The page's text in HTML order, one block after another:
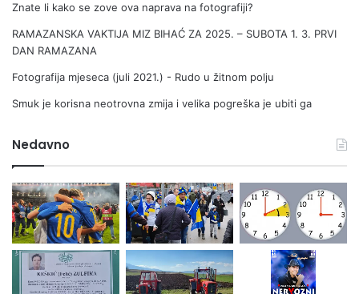
Znate li kako se zove ova naprava na fotografiji?
RAMAZANSKA VAKTIJA MIZ BIHAĆ ZA 2025. – SUBOTA 1. 3. PRVI
DAN RAMAZANA
Fotografija mjeseca (juli 2021.) - Rudo u žitnom polju
Smuk je korisna neotrovna zmija i velika pogreška je ubiti ga
Nedavno